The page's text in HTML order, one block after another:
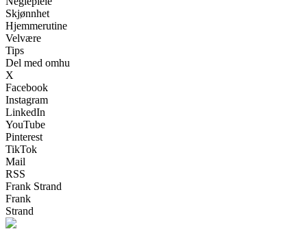
Skjønnhet
Hjemmerutine
Velvære
Tips
Del med omhu
X
Facebook
Instagram
LinkedIn
YouTube
Pinterest
TikTok
Mail
RSS
Frank Strand
Frank
Strand